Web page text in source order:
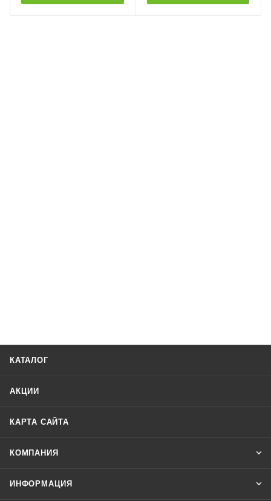
КАТАЛОГ
АКЦИИ
КАРТА САЙТА
КОМПАНИЯ
ИНФОРМАЦИЯ